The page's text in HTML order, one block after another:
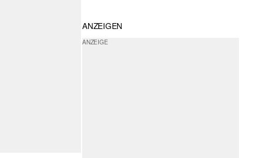
ANZEIGEN